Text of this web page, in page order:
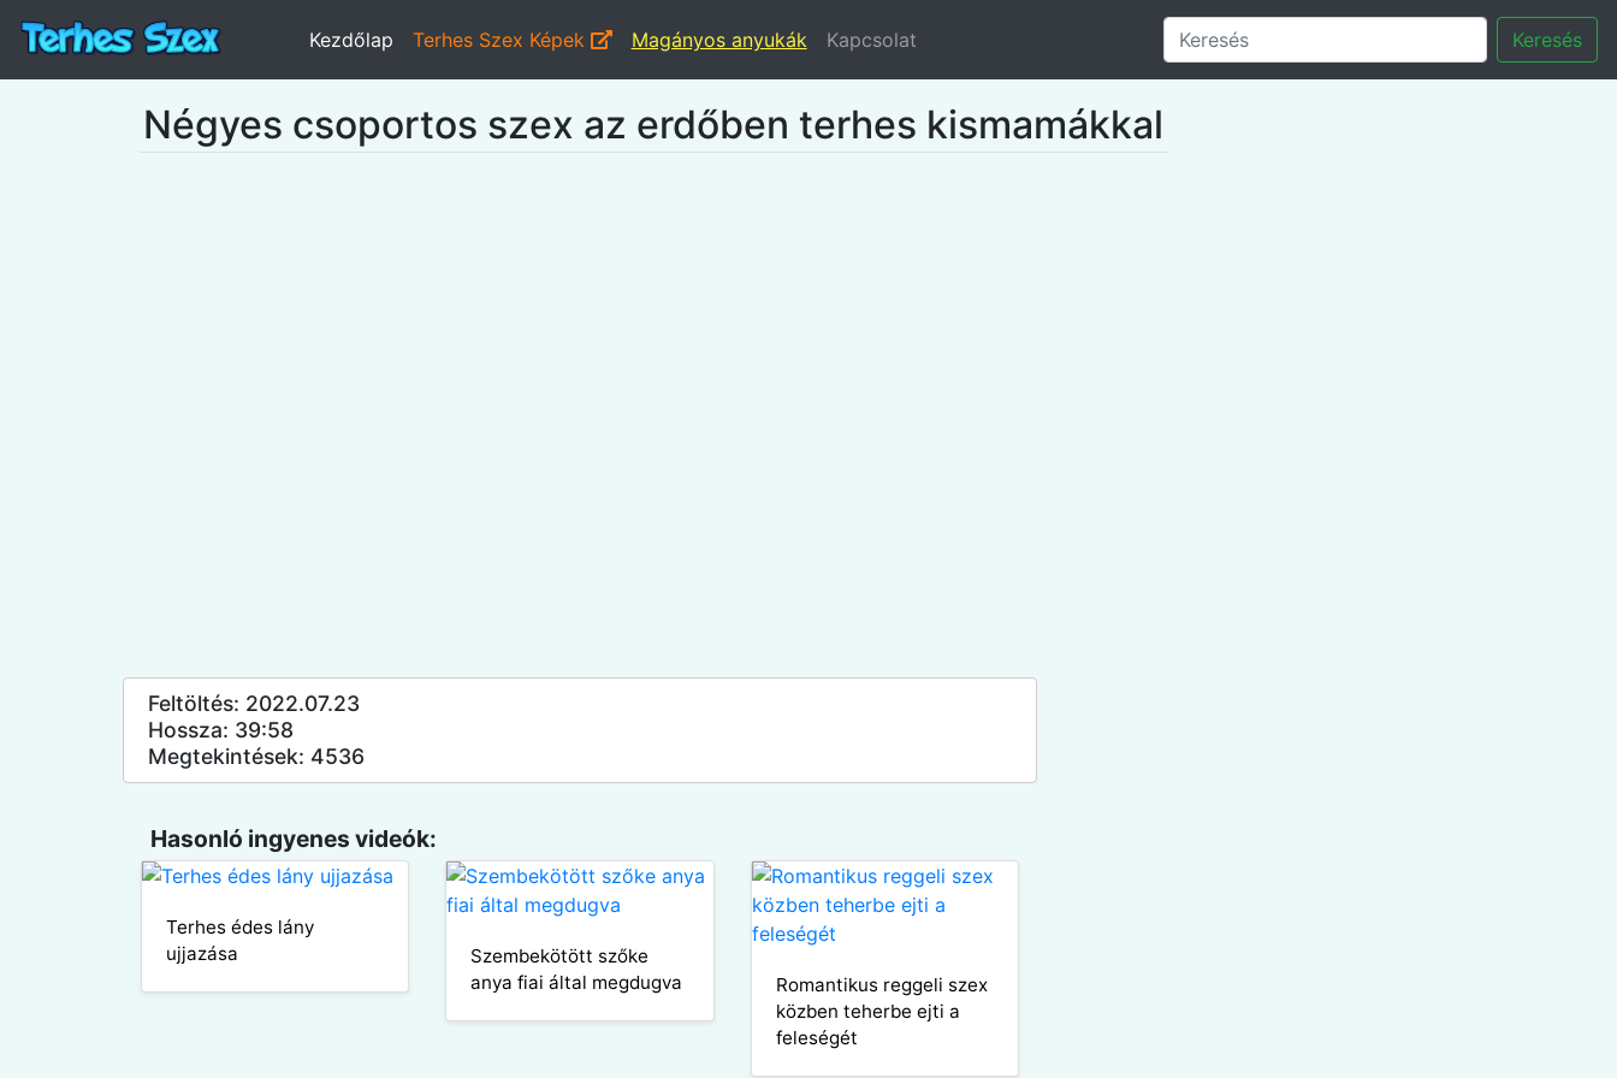
Kezdőlap Terhes Szex Képek Magányos anyukák Kapcsolat Keresés
Négyes csoportos szex az erdőben terhes kismamákkal
Feltöltés: 2022.07.23
Hossza: 39:58
Megtekintések: 4536
Hasonló ingyenes videók:
Terhes édes lány
ujjazása
Szembekötött szőke
anya fiai által megdugva
Romantikus reggeli szex
közben teherbe ejti a
feleségét